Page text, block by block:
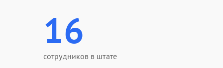
16
сотрудников в штате